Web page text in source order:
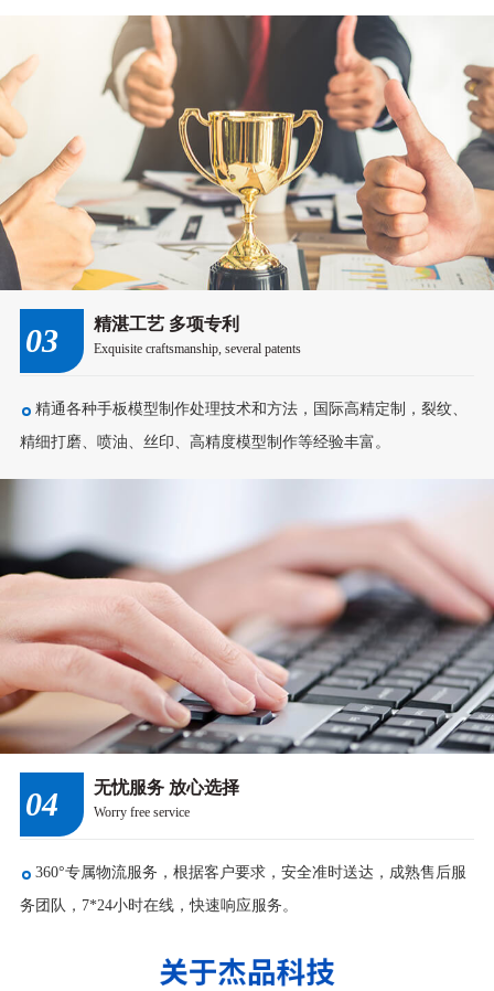
03 精湛工艺 多项专利
Exquisite craftsmanship, several patents
精通各种手板模型制作处理技术和方法，国际高精定制，裂纹、
精细打磨、喷油、丝印、高精度模型制作等经验丰富。
04 无忧服务 放心选择
Worry free service
360°专属物流服务，根据客户要求，安全准时送达，成熟售后服
务团队，7*24小时在线，快速响应服务。